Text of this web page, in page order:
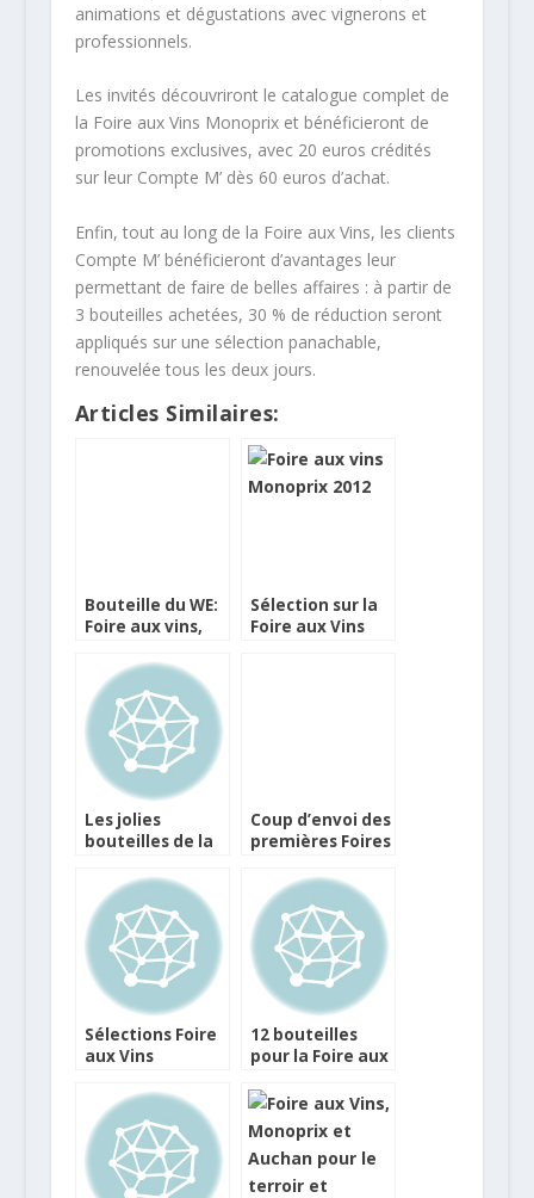
animations et dégustations avec vignerons et
professionnels.
Les invités découvriront le catalogue complet de
la Foire aux Vins Monoprix et bénéficieront de
promotions exclusives, avec 20 euros crédités
sur leur Compte M’ dès 60 euros d’achat.
Enfin, tout au long de la Foire aux Vins, les clients
Compte M’ bénéficieront d’avantages leur
permettant de faire de belles affaires : à partir de
3 bouteilles achetées, 30 % de réduction seront
appliqués sur une sélection panachable,
renouvelée tous les deux jours.
Articles Similaires:
Bouteille du WE:
Foire aux vins,
Sélection sur la
Foire aux Vins
Les jolies
bouteilles de la
Monoprix
Coup d’envoi des
premières Foires
Sélections Foire
aux Vins
Netvin, Vinatis
et Wineandco
12 bouteilles
pour la Foire aux